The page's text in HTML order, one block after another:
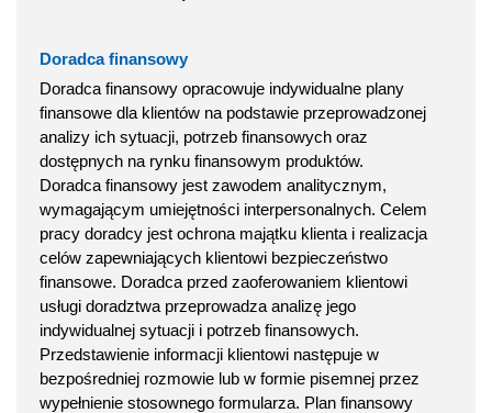
Doradca finansowy
Doradca finansowy opracowuje indywidualne plany
finansowe dla klientów na podstawie przeprowadzonej
analizy ich sytuacji, potrzeb finansowych oraz
dostępnych na rynku finansowym produktów.
Doradca finansowy jest zawodem analitycznym,
wymagającym umiejętności interpersonalnych. Celem
pracy doradcy jest ochrona majątku klienta i realizacja
celów zapewniających klientowi bezpieczeństwo
finansowe. Doradca przed zaoferowaniem klientowi
usługi doradztwa przeprowadza analizę jego
indywidualnej sytuacji i potrzeb finansowych.
Przedstawienie informacji klientowi następuje w
bezpośredniej rozmowie lub w formie pisemnej przez
wypełnienie stosownego formularza. Plan finansowy